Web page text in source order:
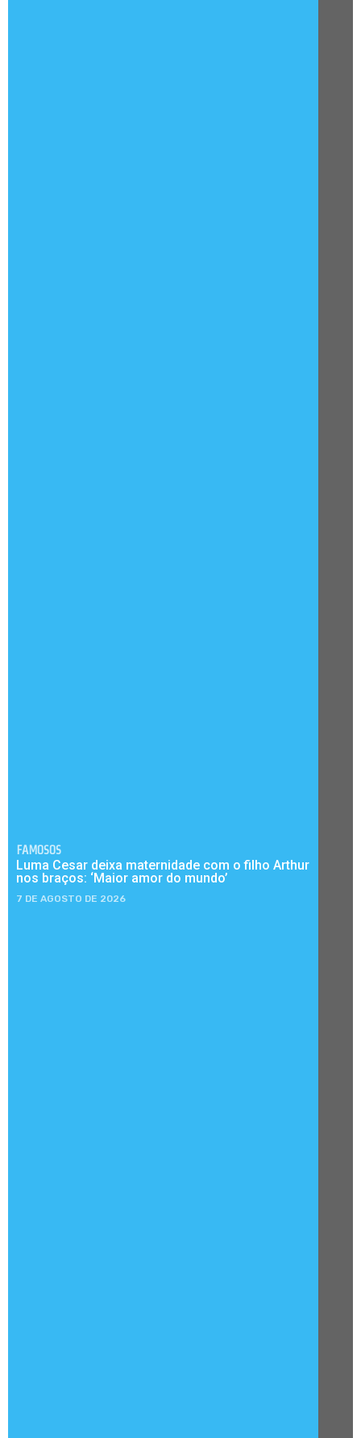
FAMOSOS
Luma Cesar deixa maternidade com o filho Arthur
nos braços: ‘Maior amor do mundo’
7 DE AGOSTO DE 2026